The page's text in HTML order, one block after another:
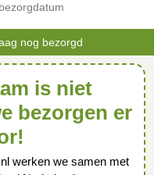
nog bezorgd
is niet
bezorgen er
werken we samen met